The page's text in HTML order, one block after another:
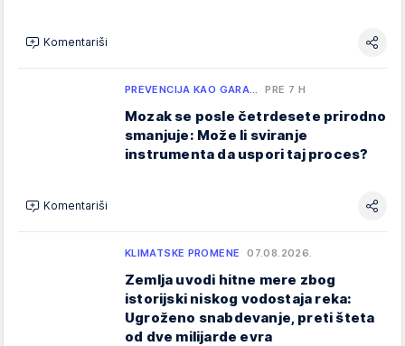
Komentariši
PREVENCIJA KAO GARA… PRE 7 H
Mozak se posle četrdesete prirodno
smanjuje: Može li sviranje
instrumenta da uspori taj proces?
Komentariši
KLIMATSKE PROMENE 07.08.2026.
Zemlja uvodi hitne mere zbog
istorijski niskog vodostaja reka:
Ugroženo snabdevanje, preti šteta
od dve milijarde evra